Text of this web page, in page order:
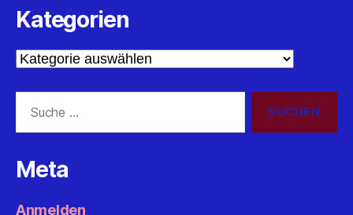
Kategorien
Kategorien
nach:
Meta
Anmelden